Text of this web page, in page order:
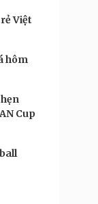
Việt
hôm
Cup